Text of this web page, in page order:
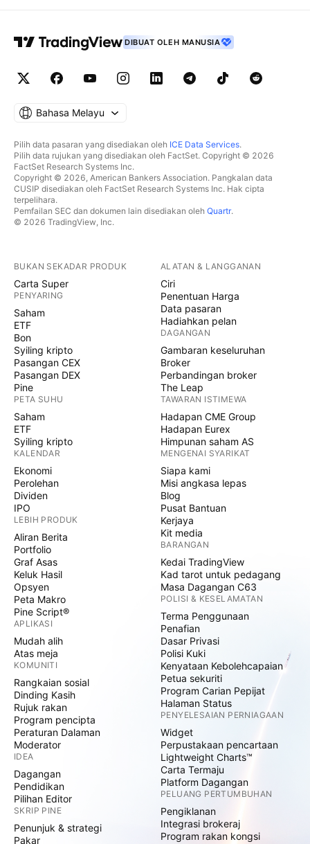
DIBUAT OLEH MANUSIA
Bahasa Melayu
Pilih data pasaran yang disediakan oleh ICE Data Services.
Pilih data rujukan yang disediakan oleh FactSet. Copyright © 2026
FactSet Research Systems Inc.
Copyright © 2026, American Bankers Association. Pangkalan data
CUSIP disediakan oleh FactSet Research Systems Inc. Hak cipta
terpelihara.
Pemfailan SEC dan dokumen lain disediakan oleh Quartr.
© 2026 TradingView, Inc.
BUKAN SEKADAR PRODUK
Carta Super
PENYARING
Saham
ETF
Bon
Syiling kripto
Pasangan CEX
Pasangan DEX
Pine
PETA SUHU
Saham
ETF
Syiling kripto
KALENDAR
Ekonomi
Perolehan
Dividen
IPO
LEBIH PRODUK
Aliran Berita
Portfolio
Graf Asas
Keluk Hasil
Opsyen
Peta Makro
Pine Script®
APLIKASI
Mudah alih
Atas meja
KOMUNITI
Rangkaian sosial
Dinding Kasih
Rujuk rakan
Program pencipta
Peraturan Dalaman
Moderator
IDEA
Dagangan
Pendidikan
Pilihan Editor
SKRIP PINE
Penunjuk & strategi
Pakar
ALATAN & LANGGANAN
Ciri
Penentuan Harga
Data pasaran
Hadiahkan pelan
DAGANGAN
Gambaran keseluruhan
Broker
Perbandingan broker
The Leap
TAWARAN ISTIMEWA
Hadapan CME Group
Hadapan Eurex
Himpunan saham AS
MENGENAI SYARIKAT
Siapa kami
Misi angkasa lepas
Blog
Pusat Bantuan
Kerjaya
Kit media
BARANGAN
Kedai TradingView
Kad tarot untuk pedagang
Masa Dagangan C63
POLISI & KESELAMATAN
Terma Penggunaan
Penafian
Dasar Privasi
Polisi Kuki
Kenyataan Kebolehcapaian
Petua sekuriti
Program Carian Pepijat
Halaman Status
PENYELESAIAN PERNIAGAAN
Widget
Perpustakaan pencartaan
Lightweight Charts™
Carta Termaju
Platform Dagangan
PELUANG PERTUMBUHAN
Pengiklanan
Integrasi brokeraj
Program rakan kongsi